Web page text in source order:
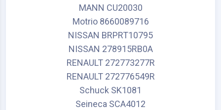
MANN CU20030
Motrio 8660089716
NISSAN BRPRT10795
NISSAN 278915RB0A
RENAULT 272773277R
RENAULT 272776549R
Schuck SK1081
Seineca SCA4012